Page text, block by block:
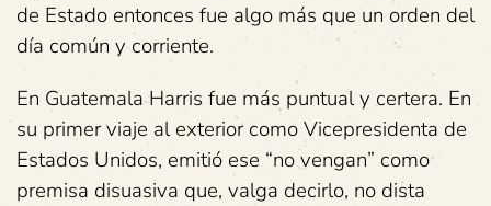
de Estado entonces fue algo más que un orden del
día común y corriente.
En Guatemala Harris fue más puntual y certera. En
su primer viaje al exterior como Vicepresidenta de
Estados Unidos, emitió ese “no vengan” como
premisa disuasiva que, valga decirlo, no dista